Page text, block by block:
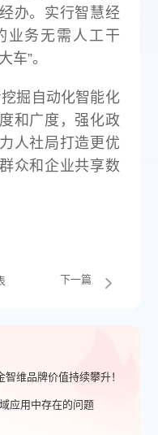
办。实行智慧经
业务无需人工干
车”。
掘自动化智能化
和广度，强化政
人社局打造更优
众和企业共享数
下一篇
维品牌价值持续攀升！
应用中存在的问题